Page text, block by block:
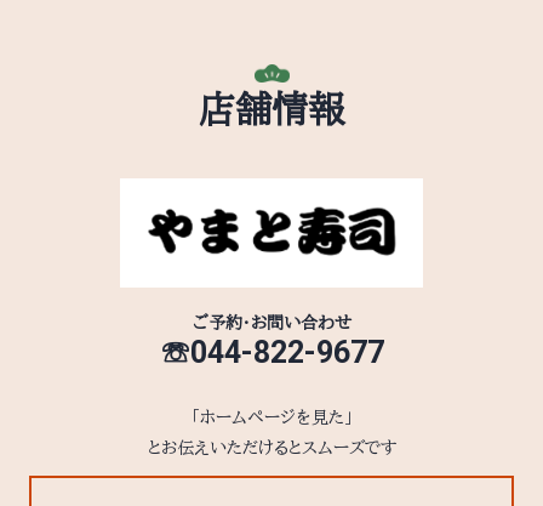
店舗情報
ご予約・お問い合わせ
☏044-822-9677
「ホームページを見た」
とお伝えいただけるとスムーズです